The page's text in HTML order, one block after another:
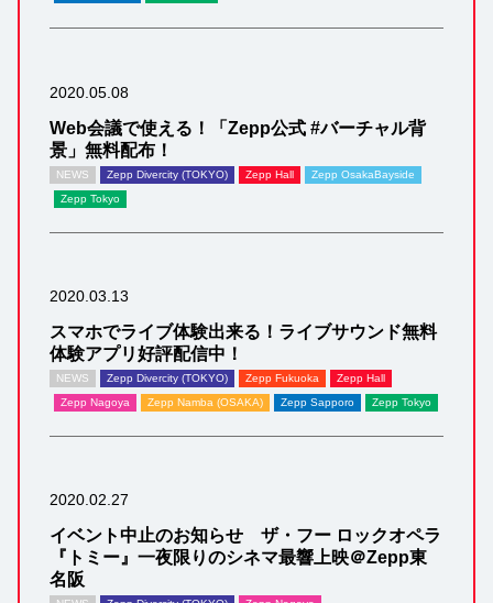
2020.05.08
NEWS Zepp Divercity (TOKYO) Zepp Hall
Zepp OsakaBayside
Zepp Tokyo
Web会議で使える！「Zepp公式 #バーチャル背
景」無料配布！
2020.03.13
NEWS Zepp Divercity (TOKYO) Zepp Fukuoka
Zepp Hall
Zepp Nagoya
Zepp Namba (OSAKA) Zepp Sapporo Zepp Tokyo
スマホでライブ体験出来る！ライブサウンド無料
体験アプリ好評配信中！
2020.02.27
イベント中止のお知らせ ザ・フー ロックオペラ
『トミー』一夜限りのシネマ最響上映＠Zepp東
名阪